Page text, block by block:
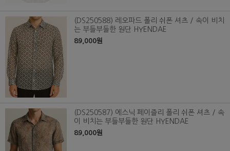
(DS250588) 레오파드 폴리 쉬폰 셔츠 / 속이 비치
는 부들부들한 원단 HYENDAE
89,000원
(DS250587) 에스닉 페이즐리 폴리 쉬폰 셔츠 / 속
이 비치는 부들부들한 원단 HYENDAE
89,000원